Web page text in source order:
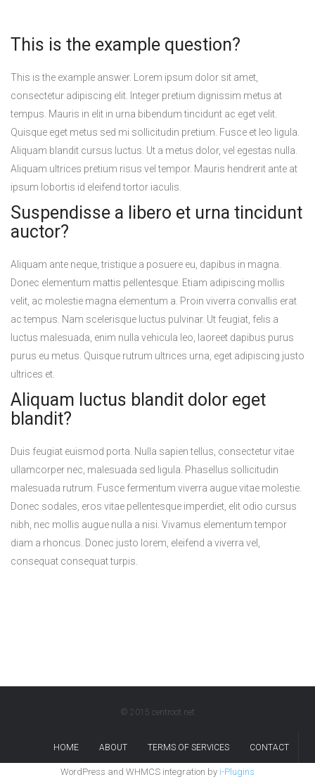
This is the example question?
This is the example answer. Lorem ipsum dolor sit amet,
consectetur adipiscing elit. Integer pretium dignissim metus at
tempus. Mauris in elit in urna bibendum tincidunt ac eget velit.
Quisque eget metus sed mi sollicitudin pretium. Fusce et leo ligula.
Aliquam blandit cursus luctus. Ut a metus dolor, vel egestas nulla.
Aliquam ultrices pretium risus vel tempor. Mauris hendrerit ante at
ipsum lobortis id eleifend tortor iaculis.
Suspendisse a libero et urna tincidunt
auctor?
Aliquam ante neque, tristique a posuere eu, dapibus in magna.
Donec elementum mattis pellentesque. Etiam adipiscing mollis
velit, ac molestie magna elementum a. Proin viverra convallis erat
ac tempus. Nam scelerisque luctus pulvinar. Ut feugiat, felis a
luctus malesuada, enim nulla vehicula leo, laoreet dapibus purus
purus eu metus. Quisque rutrum ultrices urna, eget adipiscing justo
ultrices et.
Aliquam luctus blandit dolor eget
blandit?
Duis feugiat euismod porta. Nulla sapien tellus, consectetur vitae
ullamcorper nec, malesuada sed ligula. Phasellus sollicitudin
malesuada rutrum. Fusce fermentum viverra augue vitae molestie.
Donec sodales, eros vitae pellentesque imperdiet, elit odio cursus
nibh, nec mollis augue nulla a nisi. Vivamus elementum tempor
diam a rhoncus. Donec justo lorem, eleifend a viverra vel,
consequat consequat turpis.
© 2015 centroot.net
HOME ABOUT TERMS OF SERVICES CONTACT
WordPress and WHMCS integration by i-Plugins